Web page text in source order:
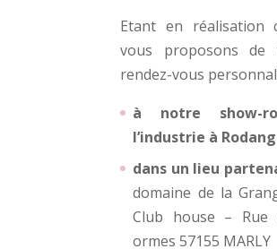
Etant en réalisation
vous proposons de
rendez-vous
à notre show-
l’industrie à
dans un lieu
domaine de la
Club house –
ormes 57155 MARLY